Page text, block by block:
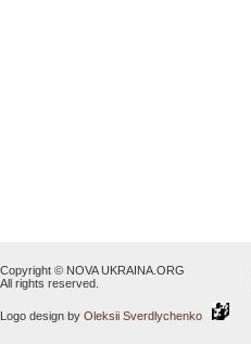
Copyright © NOVA UKRAINA.ORG
All rights reserved.
Logo design by Oleksii Sverdlychenko